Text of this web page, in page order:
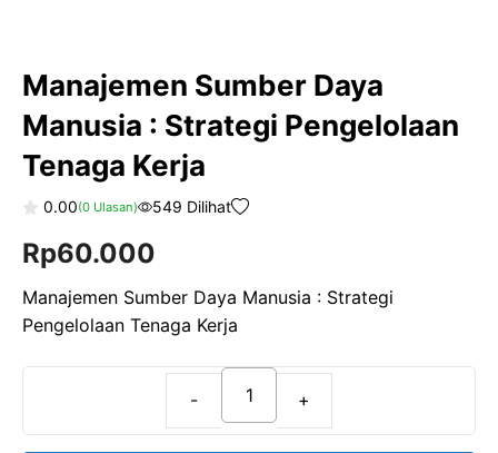
Manajemen Sumber Daya
Manusia : Strategi Pengelolaan
Tenaga Kerja
o
u
o
f
5
0.00(0Ulasan) 549 Dilihat
Rp60.000
Manajemen Sumber Daya Manusia : Strategi
Pengelolaan Tenaga Kerja
Manajemen
Sumber